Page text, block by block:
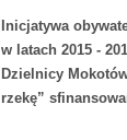
Inicjatywa
w latach 2015 -
Dzielnicy
rzekę”